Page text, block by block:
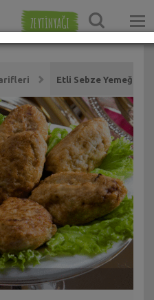
ZEYTİNYAĞI
Etli Sebze Yemeği